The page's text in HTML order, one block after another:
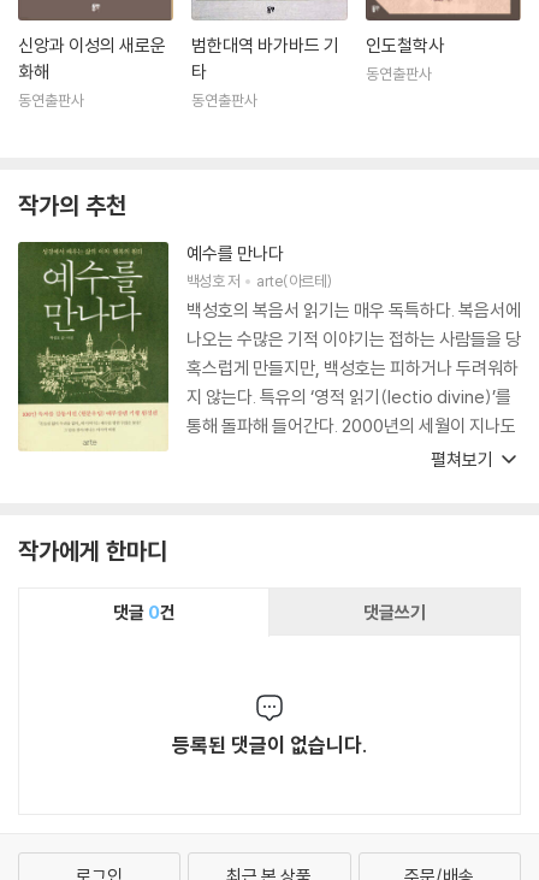
신앙과 이성의 새로운
화해
동연출판사
범한대역 바가바드 기
타
동연출판사
인도철학사
동연출판사
작가의 추천
예수를 만나다
백성호저 arte(아르테)
백성호의 복음서 읽기는 매우 독특하다. 복음서에
나오는 수많은 기적 이야기는 접하는 사람들을 당
혹스럽게 만들지만, 백성호는 피하거나 두려워하
지 않는다. 특유의 ‘영적 읽기(lectio divine)’를
통해 돌파해 들어간다. 2000년의 세월이 지나도
자연은 의구하다는 말이 참인 것 같다. 그는 갈릴
기지 않고 파고드는 그의 영적 독서를 주도하는
제로 귀착된다.
펼쳐보기
작가에게 한마디
댓글 0건 댓글쓰기
등록된 댓글이 없습니다.
로그인 최근 본 상품 주문/배송